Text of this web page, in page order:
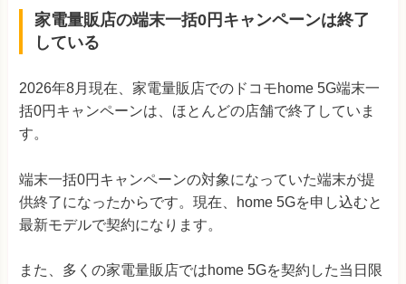
家電量販店の端末一括0円キャンペーンは終了
している
2026年8月現在、家電量販店でのドコモhome 5G端末一
括0円キャンペーンは、ほとんどの店舗で終了していま
す。
端末一括0円キャンペーンの対象になっていた端末が提
供終了になったからです。現在、home 5Gを申し込むと
最新モデルで契約になります。
また、多くの家電量販店ではhome 5Gを契約した当日限